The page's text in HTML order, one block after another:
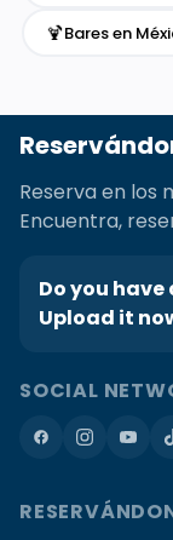
🍹Bares en
Reserva en los
Encuentra,
Do you have
Upload it
SOCIAL